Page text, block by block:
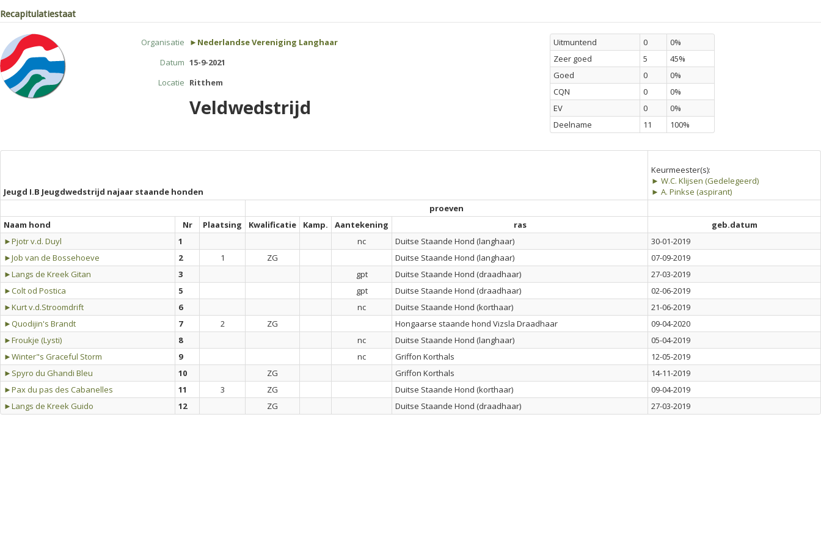
Recapitulatiestaat
Organisatie
►Nederlandse Vereniging Langhaar
Datum 15-9-2021
Locatie Ritthem
Veldwedstrijd
Uitmuntend 0
0%
Zeer goed
5
45%
Goed
0
0%
CQN
0
0%
EV
0
0%
Deelname
11 100%
Jeugd I.B Jeugdwedstrijd najaar staande honden
Keurmeester(s):
► W.C. Klijsen (Gedelegeerd)
► A. Pinkse (aspirant)
proeven
Naam hond
Nr Plaatsing Kwalificatie Kamp. Aantekening ras
geb.datum
►Pjotr v.d. Duyl
1 nc Duitse Staande Hond (langhaar)
30-01-2019
►Job van de Bossehoeve
2 1 ZG Duitse Staande Hond (langhaar)
07-09-2019
►Langs de Kreek Gitan
3 gpt Duitse Staande Hond (draadhaar)
27-03-2019
►Colt od Postica
5 gpt Duitse Staande Hond (draadhaar)
02-06-2019
►Kurt v.d.Stroomdrift
6 nc Duitse Staande Hond (korthaar)
21-06-2019
►Quodijin's Brandt
7 2 ZG Hongaarse staande hond Vizsla Draadhaar
09-04-2020
►Froukje (Lysti)
8 nc Duitse Staande Hond (langhaar)
05-04-2019
►Winter"s Graceful Storm
9 nc Griffon Korthals
12-05-2019
►Spyro du Ghandi Bleu
10 ZG Griffon Korthals
14-11-2019
►Pax du pas des Cabanelles
11 3 ZG Duitse Staande Hond (korthaar)
09-04-2019
►Langs de Kreek Guido
12 ZG Duitse Staande Hond (draadhaar) 27-03-2019